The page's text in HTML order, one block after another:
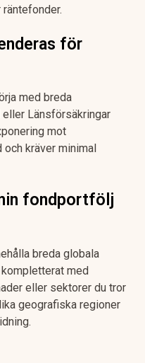
för
med breda
Länsförsäkringar
mot
kräver minimal
fondportfölj
breda globala
med
eller sektorer du tror
geografiska regioner